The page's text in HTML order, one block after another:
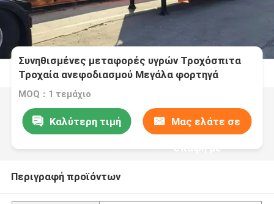
Συνηθισμένες μεταφορές υγρών Τροχόσπιτα
Τροχαία ανεφοδιασμού Μεγάλα φορτηγά
δεξαμενών πετρελαίου Μεταφορές
υγροποιημένου φυσικού αερίου
MOQ：1 τεμάχιο
Καλύτερη τιμή Μας ελάτε σε
επαφή με
Περιγραφή προϊόντων